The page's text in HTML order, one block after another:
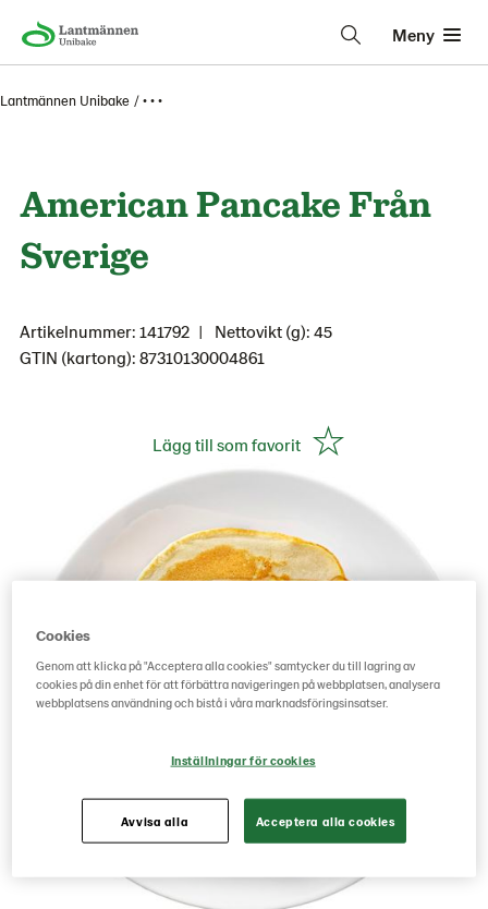
Meny
Lantmännen Unibake • • •
American Pancake Från
Sverige
Artikelnummer: 141792
Nettovikt (g): 45
GTIN (kartong): 87310130004861
Lägg till som favorit
Cookies
Genom att klicka på "Acceptera alla cookies" samtycker du till lagring av
cookies på din enhet för att förbättra navigeringen på webbplatsen, analysera
webbplatsens användning och bistå i våra marknadsföringsinsatser.
Inställningar för cookies
Avvisa alla Acceptera alla cookies